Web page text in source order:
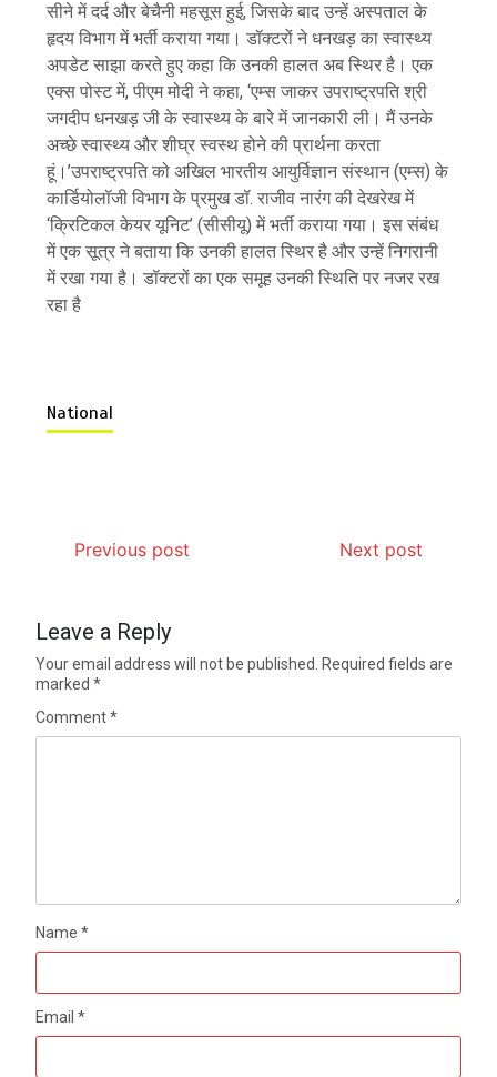
सीने में दर्द और बेचैनी महसूस हुई, जिसके बाद उन्हें अस्पताल के
हृदय विभाग में भर्ती कराया गया। डॉक्टरों ने धनखड़ का स्वास्थ्य
अपडेट साझा करते हुए कहा कि उनकी हालत अब स्थिर है। एक
एक्स पोस्ट में, पीएम मोदी ने कहा, ‘एम्स जाकर उपराष्ट्रपति श्री
जगदीप धनखड़ जी के स्वास्थ्य के बारे में जानकारी ली। मैं उनके
अच्छे स्वास्थ्य और शीघ्र स्वस्थ होने की प्रार्थना करता
हूं।’उपराष्ट्रपति को अखिल भारतीय आयुर्विज्ञान संस्थान (एम्स) के
कार्डियोलॉजी विभाग के प्रमुख डॉ. राजीव नारंग की देखरेख में
‘क्रिटिकल केयर यूनिट’ (सीसीयू) में भर्ती कराया गया। इस संबंध
में एक सूत्र ने बताया कि उनकी हालत स्थिर है और उन्हें निगरानी
में रखा गया है। डॉक्टरों का एक समूह उनकी स्थिति पर नजर रख
रहा है
National
Previous post Next post
Leave a Reply
Your email address will not be published.
Required fields are
marked*
Comment*
Name*
Email*